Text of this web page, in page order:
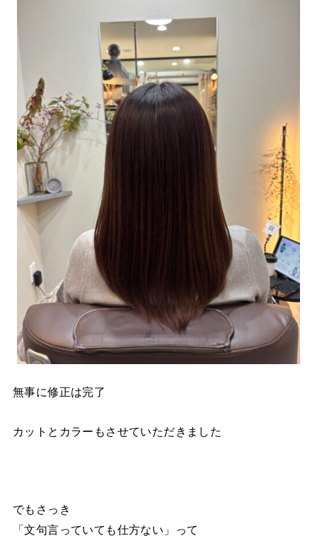
無事に修正は完了
カットとカラーもさせていただきました
でもさっき
「文句言っていても仕方ない」って